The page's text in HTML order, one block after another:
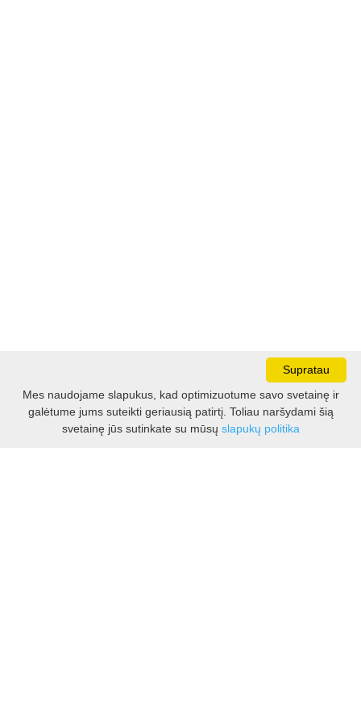
Darbo laikas:
I - V 8.30 - 17.00 val.
Supratau
Mes naudojame slapukus, kad optimizuotume savo svetainę ir
galėtume jums suteikti geriausią patirtį. Toliau naršydami šią
svetainę jūs sutinkate su mūsų slapukų politika